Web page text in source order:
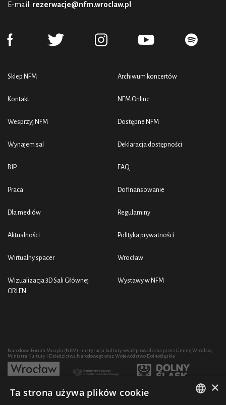
E-mail: rezerwacje@nfm.wroclaw.pl
Sklep NFM
Kontakt
Wesprzyj NFM
Wynajem sal
BIP
Praca
Dla mediów
Aktualności
Wirtualny spacer
Wizualizacja 3D Sali Głównej
ORLEN
Archiwum koncertów
NFM Online
Dostępne NFM
Deklaracja dostępności
FAQ
Dofinansowanie
Regulaminy
Polityka prywatności
Wrocław
Wystawy w NFM
Narodowe Forum Muzyki (NFM) - instytucja kultury współprowadzona przez Gminę Wrocław,
Ministra Kultury i Dziedzictwa Narodowego oraz Województwo Dolnośląskie
Rozwój działalności artystycznej i edukacyjnej NFM poprzez zakup sprzętu współfinansowany
×
Ta strona używa plików cookie